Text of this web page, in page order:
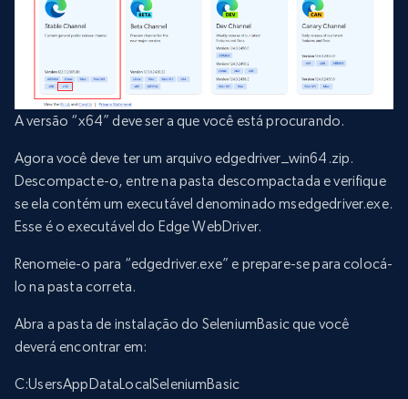
A versão “x64” deve ser a que você está procurando.
Agora você deve ter um arquivo edgedriver_win64.zip.
Descompacte-o, entre na pasta descompactada e verifique
se ela contém um executável denominado msedgedriver.exe.
Esse é o executável do Edge WebDriver.
Renomeie-o para “edgedriver.exe” e prepare-se para colocá-
lo na pasta correta.
Abra a pasta de instalação do SeleniumBasic que você
deverá encontrar em:
C:UsersAppDataLocalSeleniumBasic